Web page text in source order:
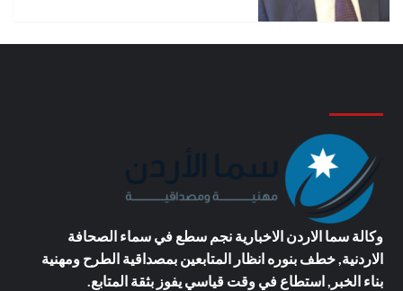
وكالة سما الاردن الاخباريةنجم سطع في سماء الصحافة
الاردنية, خطف بنوره انظار المتابعين بمصداقية الطرح ومهنية
بناء الخبر, استطاع في وقت قياسي يفوز بثقة المتابع.